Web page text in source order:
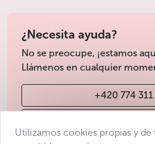
¿Necesita ayuda?
No se preocupe, ¡estamos
Llámenos en cualquier
+420 774
Utilizamos cookies propias y de